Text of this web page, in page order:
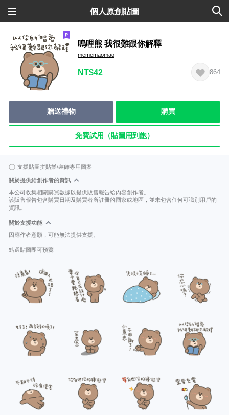
個人原創貼圖
嗚哩熊 我很難跟你解釋
mememaomao
NT$42 864
贈送禮物 購買
免費試用（貼圖用到飽）
支援貼圖拼貼樂/裝飾專用圖案
關於提供給創作者的資訊
本公司收集相關購買數據以提供販售報告給內容創作者。
該販售報告包含購買日期及購買者所註冊的國家或地區，並未包含任何可識別用戶的
資訊。
關於支援功能
因應作者意願，可能無法提供支援。
點選貼圖即可預覽